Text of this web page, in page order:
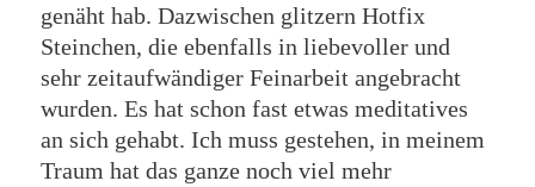
genäht hab. Dazwischen glitzern Hotfix
Steinchen, die ebenfalls in liebevoller und
sehr zeitaufwändiger Feinarbeit angebracht
wurden. Es hat schon fast etwas meditatives
an sich gehabt. Ich muss gestehen, in meinem
Traum hat das ganze noch viel mehr